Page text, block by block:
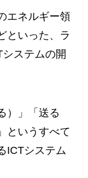
エネルギー領
といった、ラ
ステムの開
）」「送る
というすべて
ICTシステム